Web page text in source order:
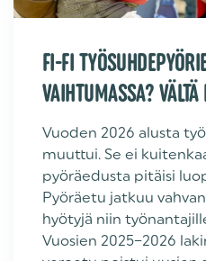
FI-FI
VAIHTUMASSA?
Vuoden 2026 alusta
muuttui. Se ei
pyöräedusta pitäisi
Pyöräetu jatkuu
hyötyjä niin
Vuosien 2025–2026